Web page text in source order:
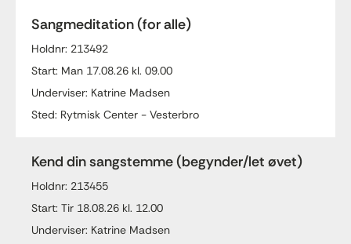
Sangmeditation (for alle)
Holdnr: 213492
Start: Man 17.08.26 kl. 09.00
Underviser: Katrine Madsen
Sted: Rytmisk Center - Vesterbro
Kend din sangstemme (begynder/let øvet)
Holdnr: 213455
Start: Tir 18.08.26 kl. 12.00
Underviser: Katrine Madsen